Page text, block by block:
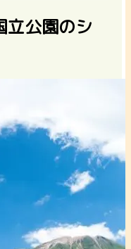
立公園のシ